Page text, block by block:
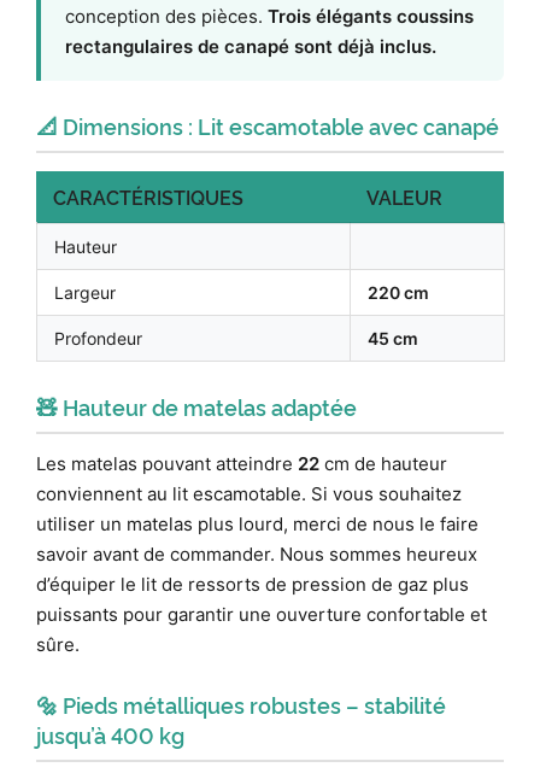
conception des pièces. Trois élégants coussins
rectangulaires de canapé sont déjà inclus.
📐 Dimensions : Lit escamotable avec canapé
CARACTÉRISTIQUES VALEUR
Hauteur
Largeur 220 cm
Profondeur 45 cm
🧸 Hauteur de matelas adaptée
Les matelas pouvant atteindre 22 cm de hauteur
conviennent au lit escamotable. Si vous souhaitez
utiliser un matelas plus lourd, merci de nous le faire
savoir avant de commander. Nous sommes heureux
d’équiper le lit de ressorts de pression de gaz plus
puissants pour garantir une ouverture confortable et
sûre.
🔩 Pieds métalliques robustes – stabilité
jusqu’à 400 kg